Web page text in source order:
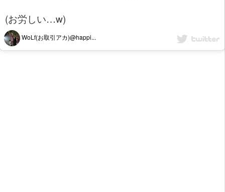
(お労しい…w)
WoLf(お取引アカ)@happi...